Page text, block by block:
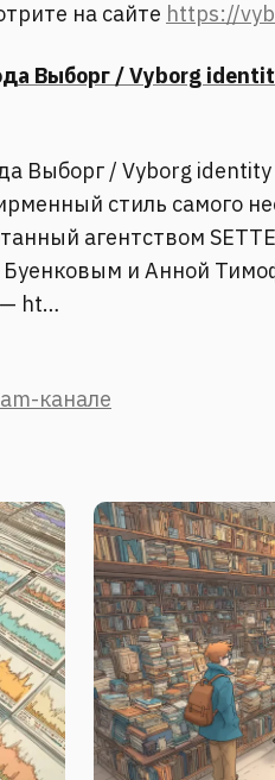
на сайте https://
Выборг / Vyborg
Выборг / Vyborg identity
стиль самого
агентством
и Анной
— ht…
канале